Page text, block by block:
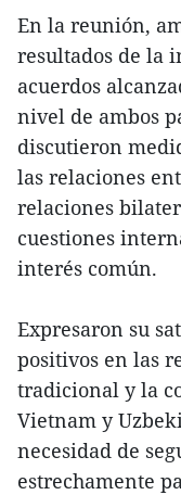
En la reunión,
resultados de la
acuerdos
nivel de ambos
discutieron
las relaciones
relaciones
cuestiones
interés común.
Expresaron su
positivos en las
tradicional y la
Vietnam y
necesidad de
estrechamente